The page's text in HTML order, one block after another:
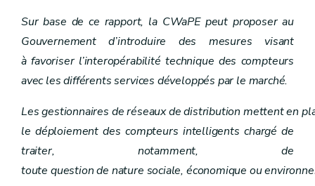
Chapitre X
Promotion des sources d'énergie renouvelables et de la cogénération de qualité
Art. 38
Art. 39
Art. 41
Chapitre IX Certification des sites de production d'électricité à partir de sources d'énergie renouvelables et/ou de cogénération
Art. 36
Chapitre XI Commission wallonne pour l'énergie
Art. 43
Art. 44
Art. 45
Sur base de ce rapport, la CWaPE peut proposer au
Gouvernement d’introduire des mesures visant
à favoriser l’interopérabilité technique des compteurs
avec les différents services développés par le marché.
Les gestionnaires de réseaux de distribution mettent en
le déploiement des compteurs intelligents chargé de
traiter, notamment, de
toute question de nature sociale, économique ou